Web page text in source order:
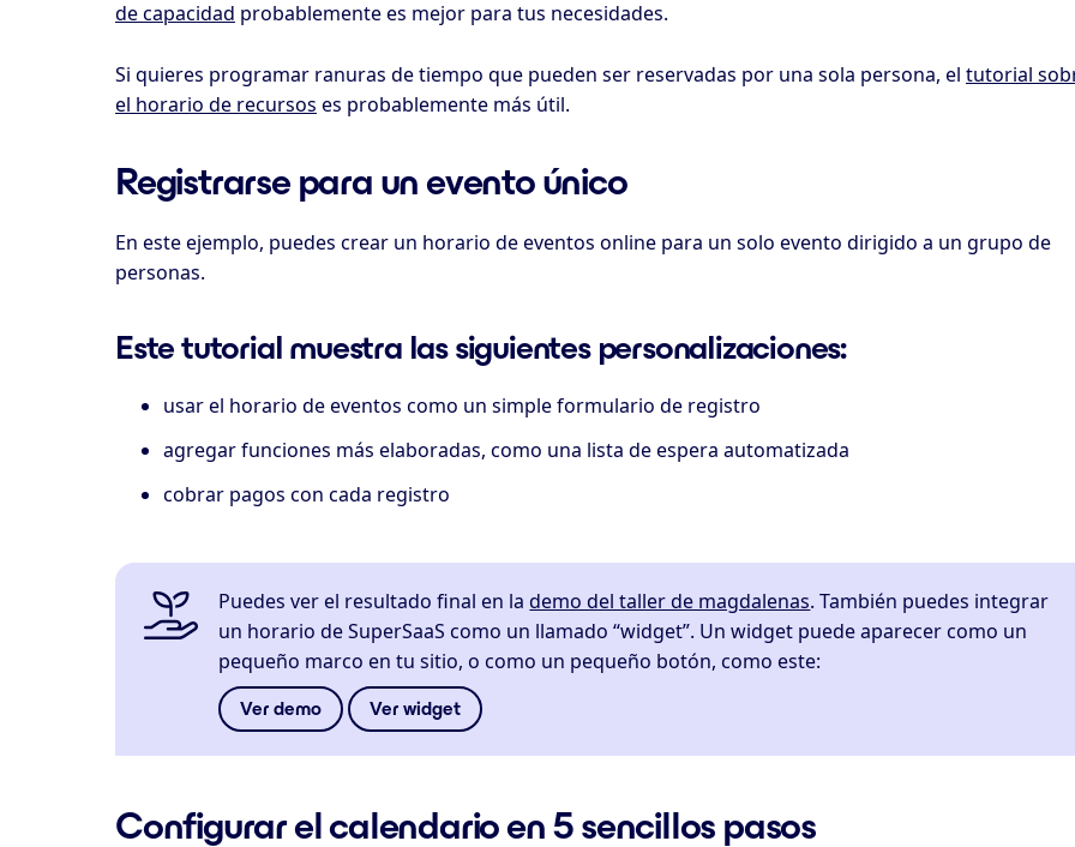
de capacidad probablemente es mejor para tus necesidades.
Si quieres programar ranuras de tiempo que pueden ser reservadas por una sola persona, el tutorial
el horario de recursos es probablemente más útil.
Registrarse para un evento único
En este ejemplo, puedes crear un horario de eventos online para un solo evento dirigido a un grupo de
personas.
Este tutorial muestra las siguientes personalizaciones:
usar el horario de eventos como un simple formulario de registro
agregar funciones más elaboradas, como una lista de espera automatizada
cobrar pagos con cada registro
Puedes ver el resultado final en lademo del taller de magdalenas. También puedes integrar
un horario de SuperSaaS como un llamado “widget”. Un widget puede aparecer como un
pequeño marco en tu sitio, o como un pequeño botón, como este:
Ver demo Ver widget
Configurar el calendario en 5 sencillos pasos